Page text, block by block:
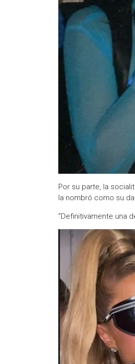
Por su parte, la
la nombró como su
"Definitivamente una